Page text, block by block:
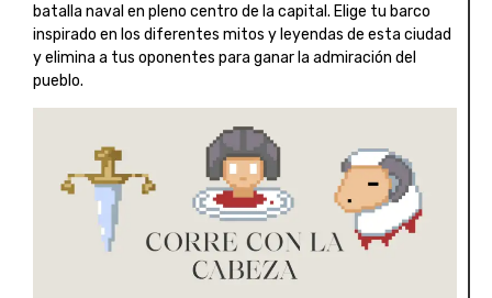
batalla naval en pleno centro de la capital. Elige tu barco
inspirado en los diferentes mitos y leyendas de esta ciudad
y elimina a tus oponentes para ganar la admiración del
pueblo.